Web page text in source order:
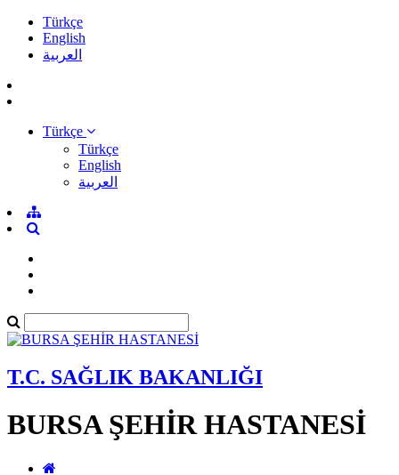
Türkçe
English
العربية
Türkçe
Türkçe
English
العربية
T.C. SAĞLIK BAKANLIĞI
BURSA ŞEHİR HASTANESİ